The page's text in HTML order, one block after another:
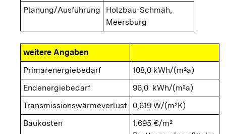
Planung/Ausführung
Holzbau-Schmäh,
Meersburg
weitere Angaben
Primärenergiebedarf
108,0 kWh/(m²a)
Endenergiebedarf
96,0 kWh/(m²a)
Transmissionswärmeverlust
0,619 W/(m²K)
Baukosten
1.695 €/m²